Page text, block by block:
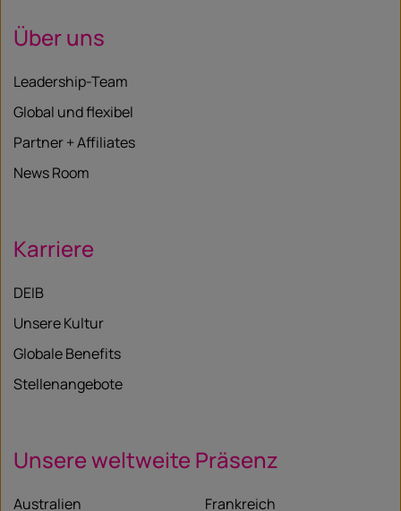
Über uns
Leadership-Team
Global und flexibel
Partner + Affiliates
News Room
Karriere
DEIB
Unsere Kultur
Globale Benefits
Stellenangebote
Unsere weltweite Präsenz
Australien Frankreich